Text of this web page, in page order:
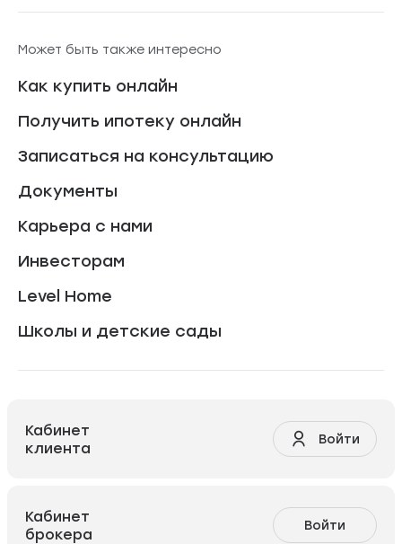
Может быть также интересно
Как купить онлайн
Получить ипотеку онлайн
Записаться на консультацию
Документы
Карьера с нами
Инвесторам
Level Home
Школы и детские сады
Кабинет
клиента
Войти
Кабинет
брокера
Войти